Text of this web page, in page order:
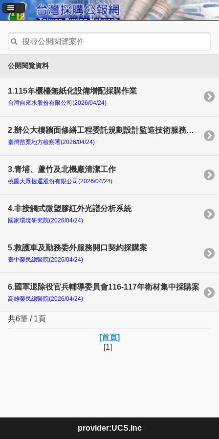
公開閱覽資料
1.115年櫃檯無紙化設備增配採購作業
台灣自來水股份有限公司(2026/04/24)
2.辦公大樓牆面修繕工程委託規劃設計監造技術服務採購案
臺灣苗栗地方檢察署(2026/04/24)
3.青埔、蘆竹及北機廠清潔工作
桃園大眾捷運股份有限公司(2026/04/24)
4.非接觸式微塑膠紅外光譜分析系統
國家環境研究院(2026/04/24)
5.救護車及勤務委外服務開口契約採購案
臺中榮民總醫院(2026/04/24)
6.國軍退除役官兵輔導委員會116-117年衛材集中採購案
高雄榮民總醫院(2026/04/24)
共6筆 / 1頁
[首頁]
[1]
provider:UCS.Inc